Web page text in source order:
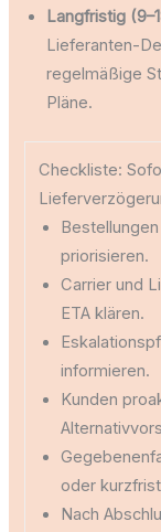
Langfristig
Lieferanten-
regelmäßige
Pläne.
Checkliste:
priorisieren.
Carrier und
ETA klären.
informieren.
Kunden
oder
Nach